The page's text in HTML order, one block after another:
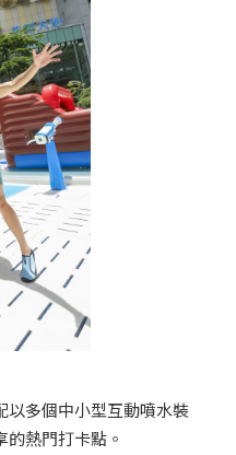
以多個中小型互動噴水裝
熱門打卡點。